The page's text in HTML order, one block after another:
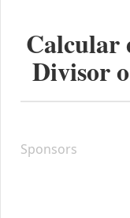
Calcular
Divisor
Sponsors